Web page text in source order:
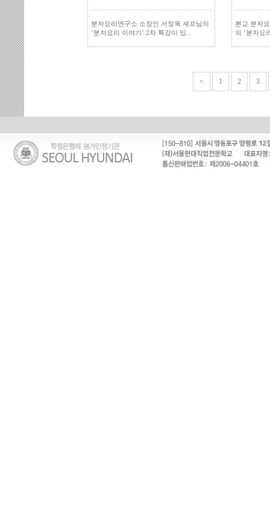
분자요리연구소 소장인 서정욱 셰프님의
‘분자요리 이야기’ 2차 특강이 있...
본교 분자
의 ‘분자요
< 1 2 3